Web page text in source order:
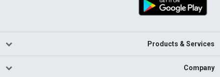
Products & Services
Company